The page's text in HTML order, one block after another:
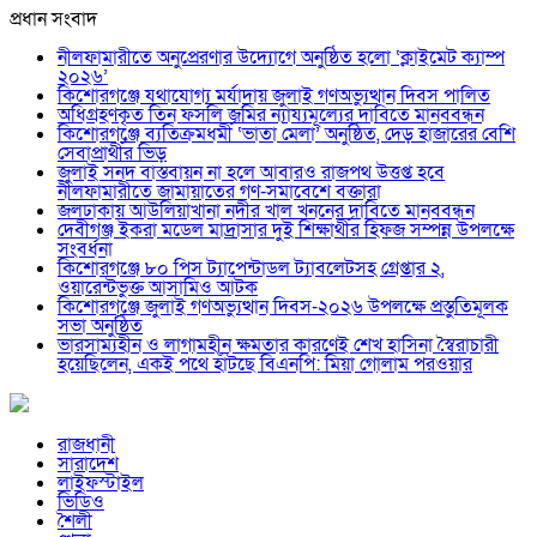
প্রধান সংবাদ
নীলফামারীতে অনুপ্রেরণার উদ্যোগে অনুষ্ঠিত হলো ‘ক্লাইমেট ক্যাম্প
২০২৬’
কিশোরগঞ্জে যথাযোগ্য মর্যাদায় জুলাই গণঅভ্যুত্থান দিবস পালিত
অধিগ্রহণকৃত তিন ফসলি জমির ন্যায্যমূল্যের দাবিতে মানববন্ধন
কিশোরগঞ্জে ব্যতিক্রমধর্মী ‘ভাতা মেলা’ অনুষ্ঠিত, দেড় হাজারের বেশি
সেবাপ্রার্থীর ভিড়
জুলাই সনদ বাস্তবায়ন না হলে আবারও রাজপথ উত্তপ্ত হবে
নীলফামারীতে জামায়াতের গণ-সমাবেশে বক্তারা
জলঢাকায় আউলিয়াখানা নদীর খাল খননের দাবিতে মানববন্ধন
দেবীগঞ্জ ইকরা মডেল মাদ্রাসার দুই শিক্ষার্থীর হিফজ সম্পন্ন উপলক্ষে
সংবর্ধনা
কিশোরগঞ্জে ৮০ পিস ট্যাপেন্টাডল ট্যাবলেটসহ গ্রেপ্তার ২,
ওয়ারেন্টভুক্ত আসামিও আটক
কিশোরগঞ্জে জুলাই গণঅভ্যুত্থান দিবস-২০২৬ উপলক্ষে প্রস্তুতিমূলক
সভা অনুষ্ঠিত
ভারসাম্যহীন ও লাগামহীন ক্ষমতার কারণেই শেখ হাসিনা স্বৈরাচারী
হয়েছিলেন, একই পথে হাঁটছে বিএনপি: মিয়া গোলাম পরওয়ার
রাজধানী
সারাদেশ
লাইফস্টাইল
ভিডিও
শৈলী